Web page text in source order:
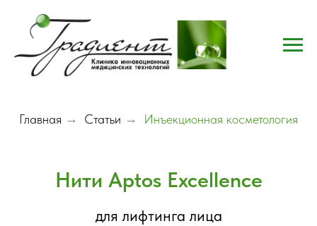
Главная → Статьи → Инъекционная косметология
Нити Aptos Excellence
для лифтинга лица